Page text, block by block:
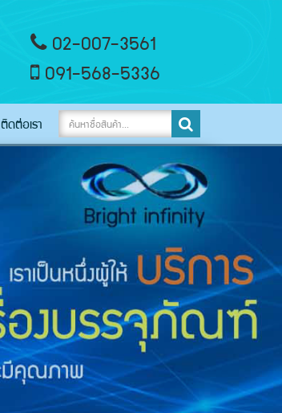
02-007-3561
091-568-5336
ติดต่อเรา